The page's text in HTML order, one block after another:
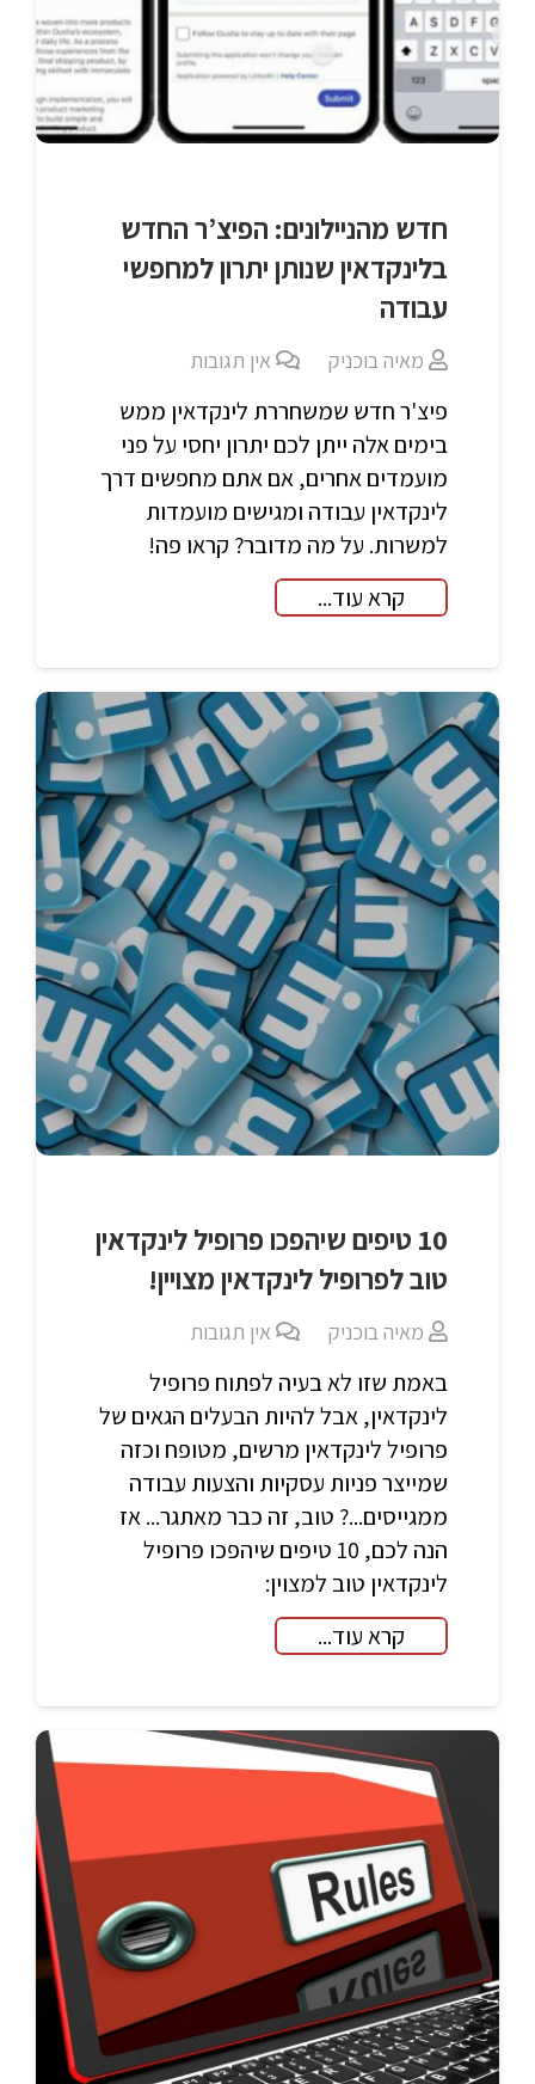
חדש מהניילונים: הפיצ’ר החדש
בלינקדאין שנותן יתרון למחפשי
עבודה
מאיה בוכניק אין תגובות
פיצ'ר חדש שמשחררת לינקדאין ממש
בימים אלה ייתן לכם יתרון יחסי על פני
מועמדים אחרים, אם אתם מחפשים דרך
לינקדאין עבודה ומגישים מועמדות
למשרות. על מה מדובר? קראו פה!
קרא עוד...
10 טיפים שיהפכו פרופיל לינקדאין
טוב לפרופיל לינקדאין מצויין!
מאיה בוכניק אין תגובות
באמת שזו לא בעיה לפתוח פרופיל
לינקדאין, אבל להיות הבעלים הגאים של
פרופיל לינקדאין מרשים, מטופח וכזה
שמייצר פניות עסקיות והצעות עבודה
ממגייסים...? טוב, זה כבר מאתגר... אז
הנה לכם, 10 טיפים שיהפכו פרופיל
לינקדאין טוב למצוין:
קרא עוד...